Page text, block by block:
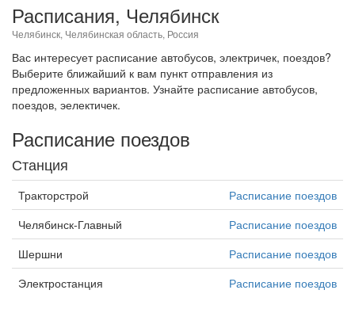
Расписания, Челябинск
Челябинск, Челябинская область, Россия
Вас интересует расписание автобусов, электричек, поездов?
Выберите ближайший к вам пункт отправления из
предложенных вариантов. Узнайте расписание автобусов,
поездов, эелектичек.
Расписание поездов
Станция
Тракторстрой
Расписание поездов
Челябинск-Главный
Расписание поездов
Шершни
Расписание поездов
Электростанция
Расписание поездов